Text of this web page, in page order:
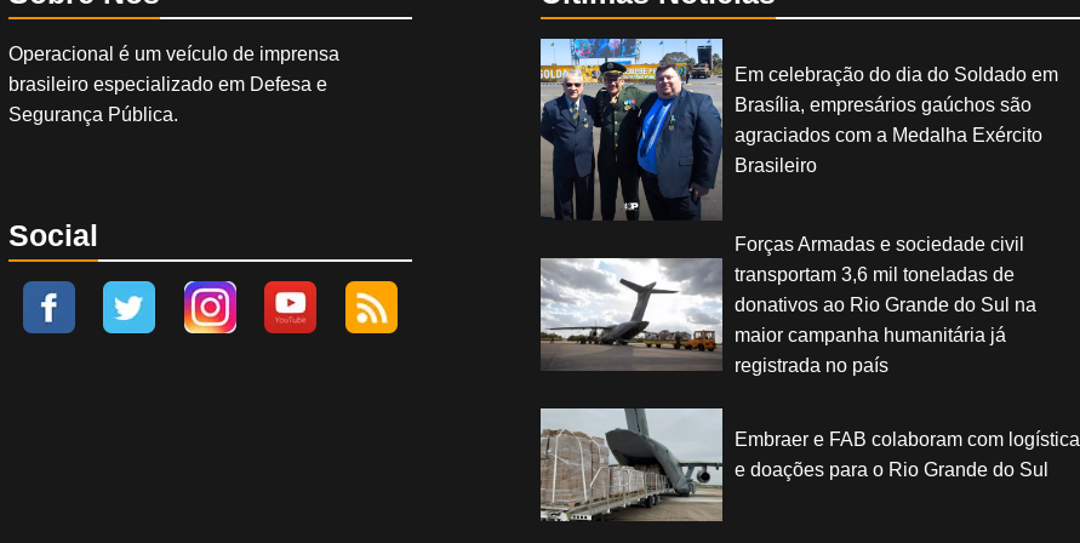
Operacional é um veículo de imprensa
brasileiro especializado em Defesa e
Segurança Pública.
Social
Em celebração do dia do Soldado em
Brasília, empresários gaúchos são
agraciados com a Medalha Exército
Brasileiro
Forças Armadas e sociedade civil
transportam 3,6 mil toneladas de
donativos ao Rio Grande do Sul na
maior campanha humanitária já
registrada no país
Embraer e FAB colaboram com logística
e doações para o Rio Grande do Sul